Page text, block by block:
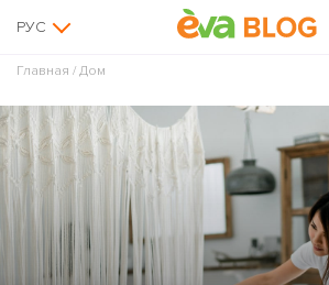
РУС
Главная / Дом